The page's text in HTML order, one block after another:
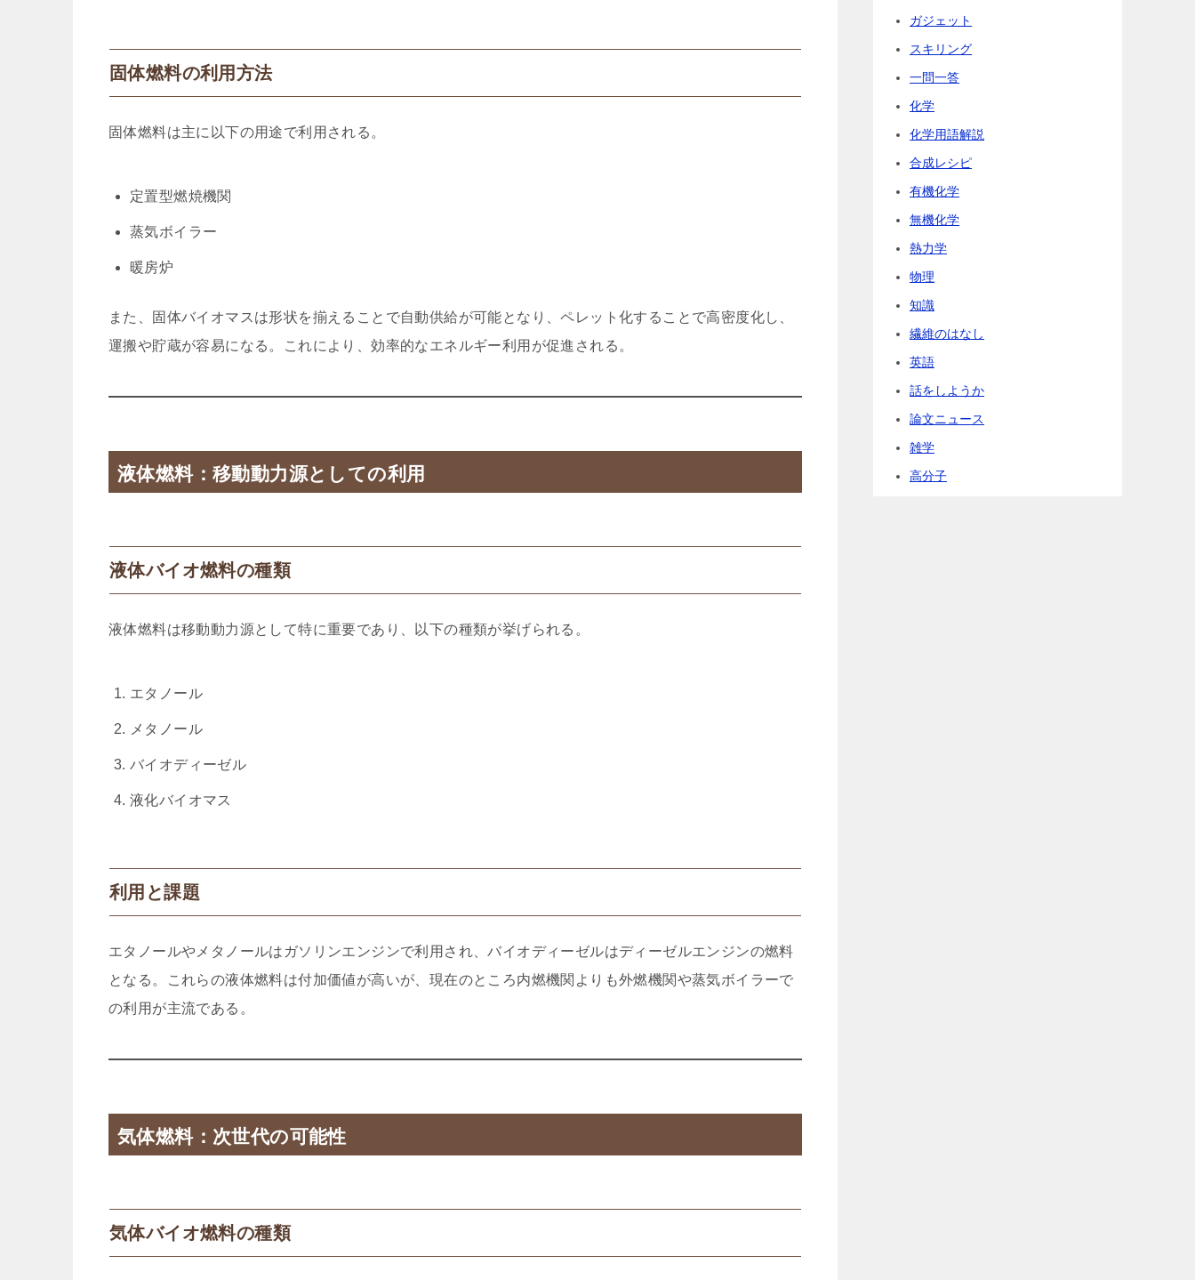
固体燃料の利用方法
固体燃料は主に以下の用途で利用される。
定置型燃焼機関
蒸気ボイラー
暖房炉
また、固体バイオマスは形状を揃えることで自動供給が可能となり、ペレット化することで高密度化し、
運搬や貯蔵が容易になる。これにより、効率的なエネルギー利用が促進される。
液体燃料：移動動力源としての利用
液体バイオ燃料の種類
液体燃料は移動動力源として特に重要であり、以下の種類が挙げられる。
エタノール
メタノール
バイオディーゼル
液化バイオマス
利用と課題
エタノールやメタノールはガソリンエンジンで利用され、バイオディーゼルはディーゼルエンジンの燃料
となる。これらの液体燃料は付加価値が高いが、現在のところ内燃機関よりも外燃機関や蒸気ボイラーで
の利用が主流である。
気体燃料：次世代の可能性
気体バイオ燃料の種類
ガジェット
スキリング
一問一答
化学
化学用語解説
合成レシピ
有機化学
無機化学
熱力学
物理
知識
繊維のはなし
英語
話をしようか
論文ニュース
雑学
高分子